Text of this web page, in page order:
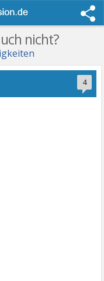
nicht?
4